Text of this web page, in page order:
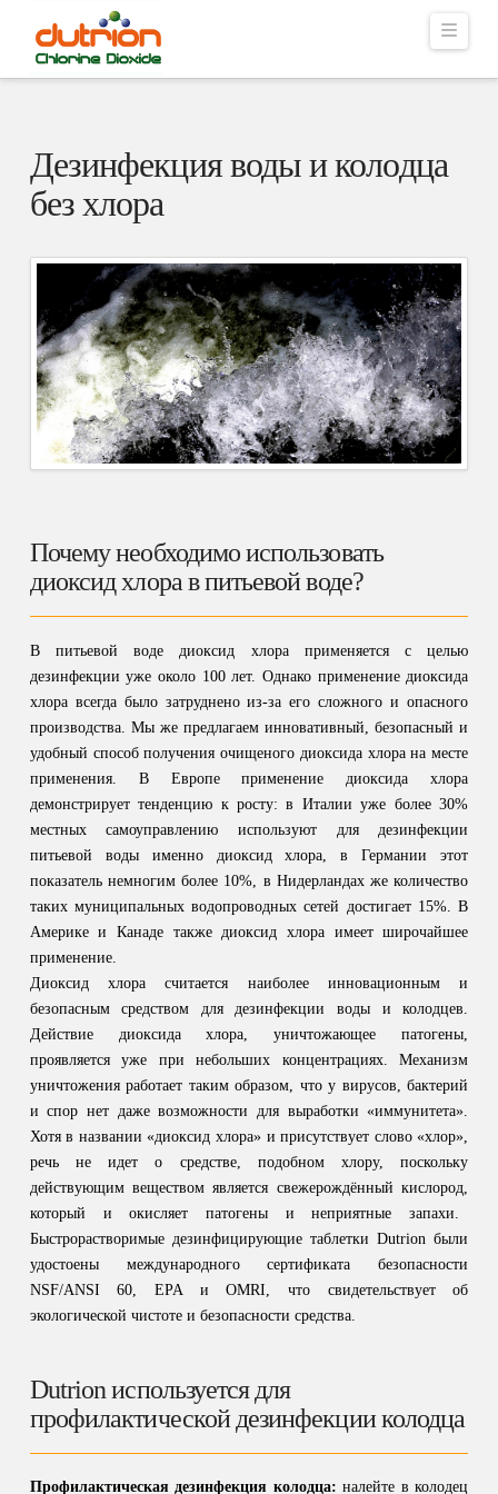
Дезинфекция воды и колодца
без хлора
Почему необходимо использовать
диоксид хлора в питьевой воде?
В питьевой воде диоксид хлора применяется с целью
дезинфекции уже около 100 лет. Однако применение диоксида
хлора всегда было затруднено из-за его сложного и опасного
производства. Мы же предлагаем инновативный, безопасный и
удобный способ получения очищеного диоксида хлора на месте
применения. В Европе применение диоксида хлора
демонстрирует тенденцию к росту: в Италии уже более 30%
местных самоуправлению используют для дезинфекции
питьевой воды именно диоксид хлора, в Германии этот
показатель немногим более 10%, в Нидерландах же количество
таких муниципальных водопроводных сетей достигает 15%. В
Америке и Канаде также диоксид хлора имеет широчайшее
применение.
Диоксид хлора считается наиболее инновационным и
безопасным средством для дезинфекции воды и колодцев.
Действие диоксида хлора, уничтожающее патогены,
проявляется уже при небольших концентрациях. Механизм
уничтожения работает таким образом, что у вирусов, бактерий
и спор нет даже возможности для выработки «иммунитета».
Хотя в названии «диоксид хлора» и присутствует слово «хлор»,
речь не идет о средстве, подобном хлору, поскольку
действующим веществом является свежерождённый кислород,
который и окисляет патогены и неприятные запахи.
Быстрорастворимые дезинфицирующие таблетки Dutrion были
удостоены международного сертификата безопасности
NSF/ANSI 60, EPA и OMRI, что свидетельствует об
экологической чистоте и безопасности средства.
Dutrion используется для
профилактической дезинфекции колодца
Профилактическая дезинфекция колодца: налейте в колодец